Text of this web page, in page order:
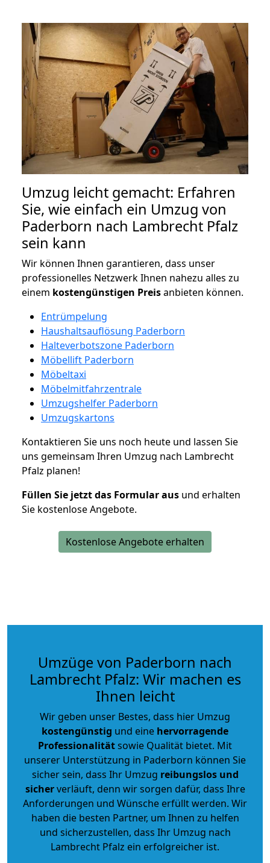
Umzug leicht gemacht: Erfahren
Sie, wie einfach ein Umzug von
Paderborn nach Lambrecht Pfalz
sein kann
Wir können Ihnen garantieren, dass unser
professionelles Netzwerk Ihnen nahezu alles zu
einem kostengünstigen Preisanbieten können.
Entrümpelung
Haushaltsauflösung Paderborn
Halteverbotszone Paderborn
Möbellift Paderborn
Möbeltaxi
Möbelmitfahrzentrale
Umzugshelfer Paderborn
Umzugskartons
Kontaktieren Sie uns noch heute und lassen Sie
uns gemeinsam Ihren Umzug nach Lambrecht
Pfalz planen!
Füllen Sie jetzt das Formular aus und erhalten
Sie kostenlose Angebote.
Kostenlose Angebote erhalten
Umzüge von Paderborn nach
Lambrecht Pfalz: Wir machen es
Ihnen leicht
Wir geben unser Bestes, dass hier Umzug
kostengünstig und eine hervorragende
Professionalitätsowie Qualität bietet. Mit
unserer Unterstützung in Paderborn können Sie
sicher sein, dass Ihr Umzug reibungslos und
sicherverläuft, denn wir sorgen dafür, dass Ihre
Anforderungen und Wünsche erfüllt werden. Wir
haben die besten Partner, um Ihnen zu helfen
und sicherzustellen, dass Ihr Umzug nach
Lambrecht Pfalz ein erfolgreicher ist.